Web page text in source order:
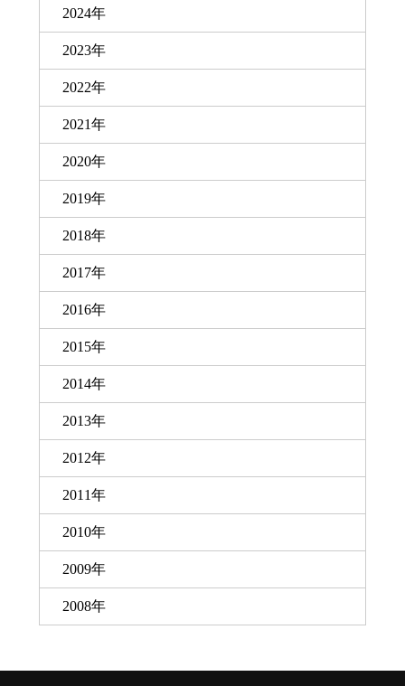
2024年
2023年
2022年
2021年
2020年
2019年
2018年
2017年
2016年
2015年
2014年
2013年
2012年
2011年
2010年
2009年
2008年